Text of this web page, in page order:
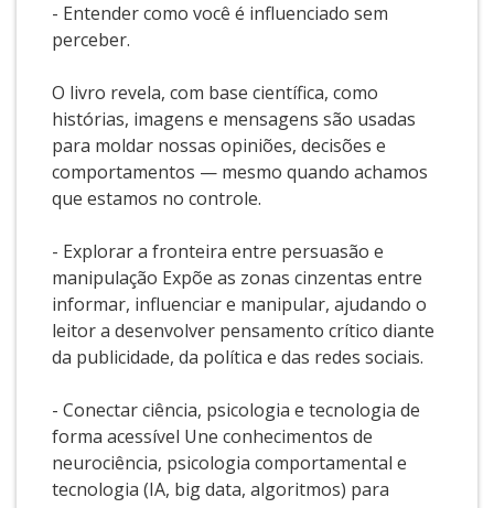
- Entender como você é influenciado sem
perceber.
O livro revela, com base científica, como
histórias, imagens e mensagens são usadas
para moldar nossas opiniões, decisões e
comportamentos — mesmo quando achamos
que estamos no controle.
- Explorar a fronteira entre persuasão e
manipulação Expõe as zonas cinzentas entre
informar, influenciar e manipular, ajudando o
leitor a desenvolver pensamento crítico diante
da publicidade, da política e das redes sociais.
- Conectar ciência, psicologia e tecnologia de
forma acessível Une conhecimentos de
neurociência, psicologia comportamental e
tecnologia (IA, big data, algoritmos) para